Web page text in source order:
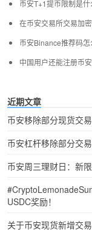
币安T+1提币限制是什
在币安交易所交易加
币安Binance推荐码怎
中国用户还能注册币安
近期文章
币安移除部分现货交
币安杠杆移除部分交
币安周三理财日：新
USDC奖励！
关于币安现货新增交